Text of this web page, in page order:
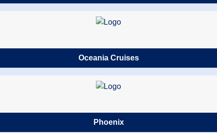
Oceania Cruises
Phoenix